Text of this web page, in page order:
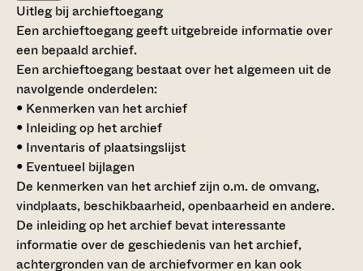
Uitleg bij archieftoegang
Een archieftoegang geeft uitgebreide informatie over
een bepaald archief.
Een archieftoegang bestaat over het algemeen uit de
navolgende onderdelen:
• Kenmerken van het archief
• Inleiding op het archief
• Inventaris of plaatsingslijst
• Eventueel bijlagen
De kenmerken van het archief zijn o.m. de omvang,
vindplaats, beschikbaarheid, openbaarheid en andere.
De inleiding op het archief bevat interessante
informatie over de geschiedenis van het archief,
achtergronden van de archiefvormer en kan ook